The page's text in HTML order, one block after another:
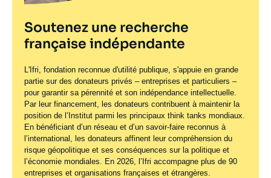
Soutenez une recherche
française indépendante
L'Ifri, fondation reconnue d'utilité publique, s'appuie en grande
partie sur des donateurs privés – entreprises et particuliers –
pour garantir sa pérennité et son indépendance intellectuelle.
Par leur financement, les donateurs contribuent à maintenir la
position de l’Institut parmi les principaux think tanks mondiaux.
En bénéficiant d’un réseau et d’un savoir-faire reconnus à
l’international, les donateurs affinent leur compréhension du
risque géopolitique et ses conséquences sur la politique et
l’économie mondiales. En 2026, l’Ifri accompagne plus de 90
entreprises et organisations françaises et étrangères.